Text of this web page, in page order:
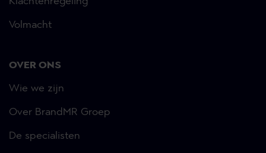
Volmacht
OVER ONS
Wie we zijn
Over BrandMR Groep
De specialisten